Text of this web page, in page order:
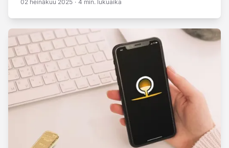
02 heinäkuu 2025 · 4 min. lukuaika